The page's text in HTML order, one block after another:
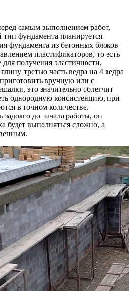
самым выполнением работ,
тип фундамента планируется
фундамента из бетонных блоков
пластификаторов, то есть
получения эластичности,
третью часть ведра на 4 ведра
вручную или с
это значительно облегчит
однородную консистенцию, при
в точном количестве.
задолго до начала работы, он
будет выполняться сложно, а